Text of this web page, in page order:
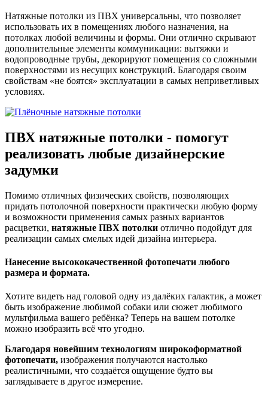
Натяжные потолки из ПВХ универсальны, что позволяет
использовать их в помещениях любого назначения, на
потолках любой величины и формы. Они отлично скрывают
дополнительные элементы коммуникации: вытяжки и
водопроводные трубы, декорируют помещения со сложными
поверхностями из несущих конструкций. Благодаря своим
свойствам «не боятся» эксплуатации в самых неприветливых
условиях.
ПВХ натяжные потолки - помогут
реализовать любые дизайнерские
задумки
Помимо отличных физических свойств, позволяющих
придать потолочной поверхности практически любую форму
и возможности применения самых разных вариантов
расцветки, натяжные ПВХ потолки отлично подойдут для
реализации самых смелых идей дизайна интерьера.
Нанесение высококачественной фотопечати любого
размера и формата.
Хотите видеть над головой одну из далёких галактик, а может
быть изображение любимой собаки или сюжет любимого
мультфильма вашего ребёнка? Теперь на вашем потолке
можно изобразить всё что угодно.
Благодаря новейшим технологиям широкоформатной
фотопечати, изображения получаются настолько
реалистичными, что создаётся ощущение будто вы
заглядываете в другое измерение.